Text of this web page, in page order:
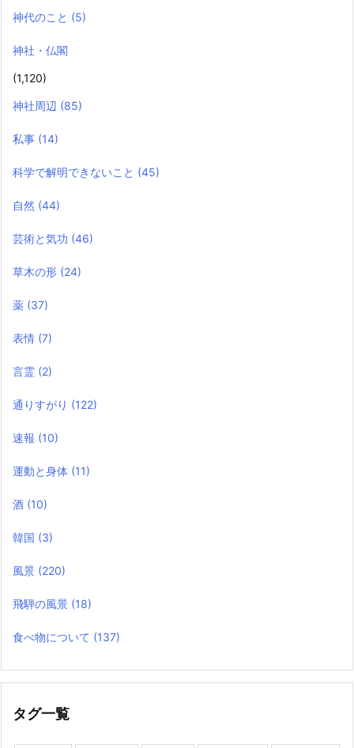
神代のこと (5)
神社・仏閣
(1,120)
神社周辺 (85)
私事 (14)
科学で解明できないこと (45)
自然 (44)
芸術と気功 (46)
草木の形 (24)
薬 (37)
表情 (7)
言霊 (2)
通りすがり (122)
速報 (10)
運動と身体 (11)
酒 (10)
韓国 (3)
風景 (220)
飛騨の風景 (18)
食べ物について (137)
タグ一覧